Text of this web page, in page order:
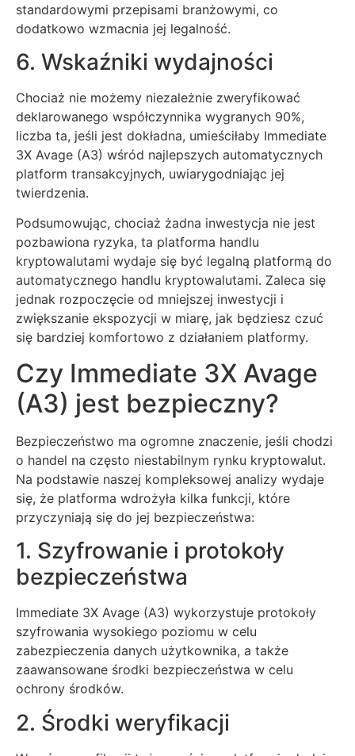
standardowymi przepisami branżowymi, co
dodatkowo wzmacnia jej legalność.
6. Wskaźniki wydajności
Chociaż nie możemy niezależnie zweryfikować
deklarowanego współczynnika wygranych 90%,
liczba ta, jeśli jest dokładna, umieściłaby Immediate
3X Avage (A3) wśród najlepszych automatycznych
platform transakcyjnych, uwiarygodniając jej
twierdzenia.
Podsumowując, chociaż żadna inwestycja nie jest
pozbawiona ryzyka, ta platforma handlu
kryptowalutami wydaje się być legalną platformą do
automatycznego handlu kryptowalutami. Zaleca się
jednak rozpoczęcie od mniejszej inwestycji i
zwiększanie ekspozycji w miarę, jak będziesz czuć
się bardziej komfortowo z działaniem platformy.
Czy Immediate 3X Avage
(A3) jest bezpieczny?
Bezpieczeństwo ma ogromne znaczenie, jeśli chodzi
o handel na często niestabilnym rynku kryptowalut.
Na podstawie naszej kompleksowej analizy wydaje
się, że platforma wdrożyła kilka funkcji, które
przyczyniają się do jej bezpieczeństwa:
1. Szyfrowanie i protokoły
bezpieczeństwa
Immediate 3X Avage (A3) wykorzystuje protokoły
szyfrowania wysokiego poziomu w celu
zabezpieczenia danych użytkownika, a także
zaawansowane środki bezpieczeństwa w celu
ochrony środków.
2. Środki weryfikacji